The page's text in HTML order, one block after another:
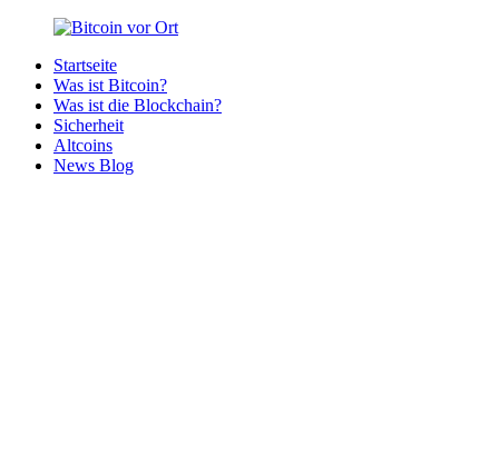
Zurück
Inhalt
Bitcoin
Bitcoins
deiner
Region
Startseite
Was ist Bitcoin?
Was ist die Blockchain?
Sicherheit
Altcoins
News Blog